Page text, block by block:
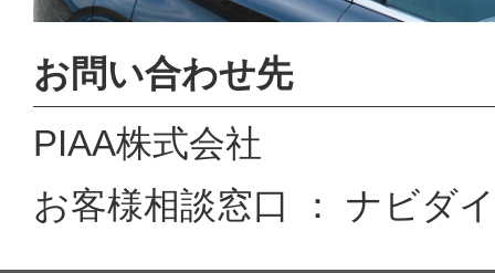
お問い合わせ先
PIAA株式会社
お客様相談窓口 ： ナビダ